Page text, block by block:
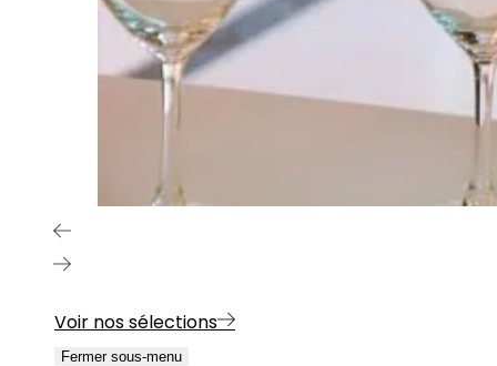
Voir nos sélections
Fermer sous-menu